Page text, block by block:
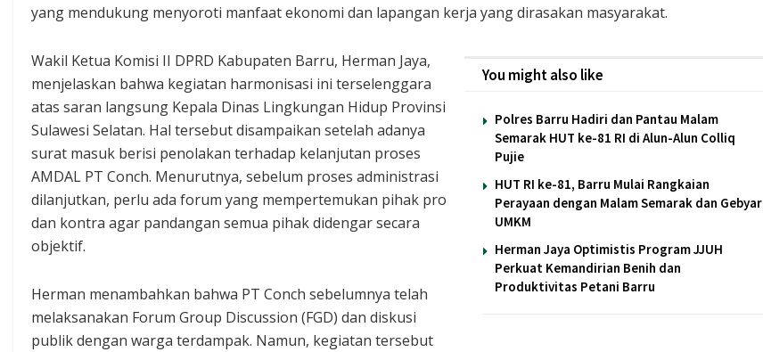
yang mendukung menyoroti manfaat ekonomi dan lapangan kerja yang dirasakan masyarakat.
You might also like
Polres Barru Hadiri dan Pantau Malam
Semarak HUT ke-81 RI di Alun-Alun Colliq
Pujie
HUT RI ke-81, Barru Mulai Rangkaian
Perayaan dengan Malam Semarak dan Gebyar
UMKM
Herman Jaya Optimistis Program JJUH
Perkuat Kemandirian Benih dan
Produktivitas Petani Barru
Wakil Ketua Komisi II DPRD Kabupaten Barru, Herman Jaya,
menjelaskan bahwa kegiatan harmonisasi ini terselenggara
atas saran langsung Kepala Dinas Lingkungan Hidup Provinsi
Sulawesi Selatan. Hal tersebut disampaikan setelah adanya
surat masuk berisi penolakan terhadap kelanjutan proses
AMDAL PT Conch. Menurutnya, sebelum proses administrasi
dilanjutkan, perlu ada forum yang mempertemukan pihak pro
dan kontra agar pandangan semua pihak didengar secara
objektif.
Herman menambahkan bahwa PT Conch sebelumnya telah
melaksanakan Forum Group Discussion (FGD) dan diskusi
publik dengan warga terdampak. Namun, kegiatan tersebut